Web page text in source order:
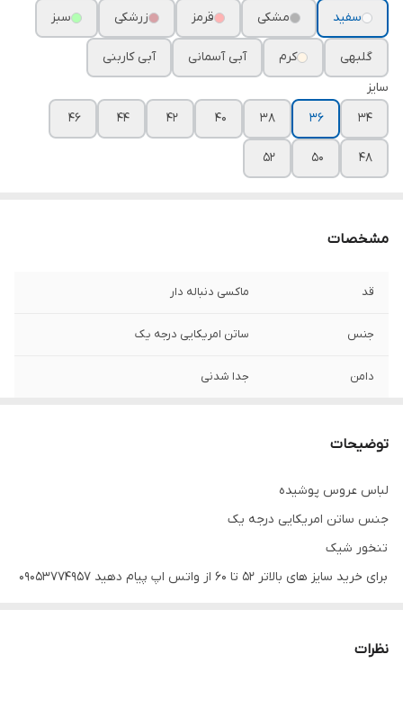
سفید
مشکی قرمز زرشکی سبز
گلبهی کرم آبی آسمانی
آبی کاربنی
سایز
۳۴
۳۶ ۳۸ ۴۰ ۴۲ ۴۴ ۴۶
۴۸ ۵۰ ۵۲
مشخصات
قد ماکسی دنباله دار
جنس ساتن امریکایی درجه یک
دامن جدا شدنی
توضیحات
لباس عروس پوشیده
جنس ساتن امریکایی درجه یک
تنخور شیک
برای خرید سایز های بالاتر ۵۲ تا ۶۰ از واتس اپ پیام دهید ۰۹۰۵۳۷۷۴۹۵۷
نظرات